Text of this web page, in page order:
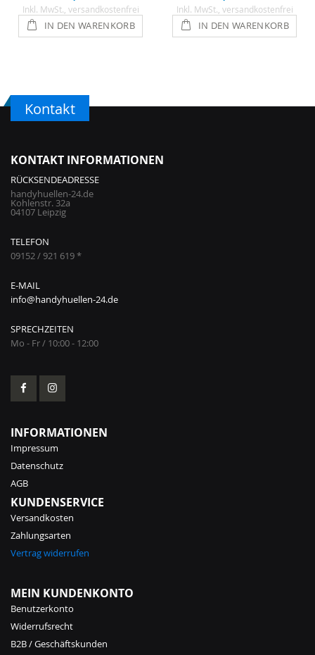
Inkl. MwSt. , versandkostenfrei
IN DEN WARENKORB
Inkl. MwSt. , versandkostenfrei
IN DEN WARENKORB
Kontakt
KONTAKT INFORMATIONEN
RÜCKSENDEADRESSE
handyhuellen-24.de
Kohlenstr. 32a
04107 Leipzig
TELEFON
09152 / 921 619 *
E-MAIL
info@handyhuellen-24.de
SPRECHZEITEN
Mo - Fr / 10:00 - 12:00
INFORMATIONEN
Impressum
Datenschutz
AGB
KUNDENSERVICE
Versandkosten
Zahlungsarten
Vertrag widerrufen
MEIN KUNDENKONTO
Benutzerkonto
Widerrufsrecht
B2B / Geschäftskunden